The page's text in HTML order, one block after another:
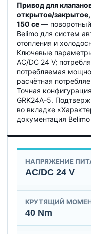
Привод для
открытое/
150 се —
Belimo для систем
отопления и
Ключевые
AC/DC 24 V;
потребляемая
расчётная
Точная
GRK24A-5.
во вкладке
документация
НАПРЯЖЕНИЕ
AC/DC 24 V
КРУТЯЩИЙ
40 Nm